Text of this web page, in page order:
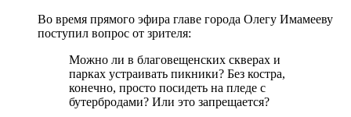
Во время прямого эфира главе города Олегу Имамееву
поступил вопрос от зрителя:
Можно ли в благовещенских скверах и
парках устраивать пикники? Без костра,
конечно, просто посидеть на пледе с
бутербродами? Или это запрещается?